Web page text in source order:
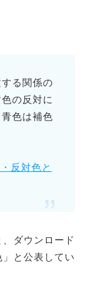
る関係の
の反対に
色は補色
反対色と
ダウンロード
と公表してい